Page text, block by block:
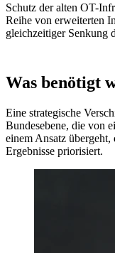
Schutz der alten OT-
Reihe von erweiterten
gleichzeitiger Senkung
Was benötigt
Eine strategische
Bundesebene, die von
einem Ansatz
Ergebnisse priorisiert.